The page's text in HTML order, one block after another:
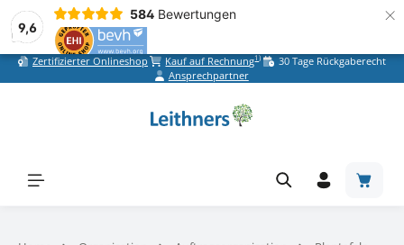
9,6
584 Bewertungen ×
Zum Hauptinhalt springen
Zertifizierter Onlineshop Kauf auf Rechnung1)
30 Tage Rückgaberecht
Ansprechpartner